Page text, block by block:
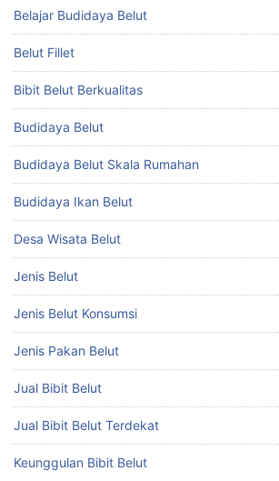
Belajar Budidaya Belut
Belut Fillet
Bibit Belut Berkualitas
Budidaya Belut
Budidaya Belut Skala Rumahan
Budidaya Ikan Belut
Desa Wisata Belut
Jenis Belut
Jenis Belut Konsumsi
Jenis Pakan Belut
Jual Bibit Belut
Jual Bibit Belut Terdekat
Keunggulan Bibit Belut